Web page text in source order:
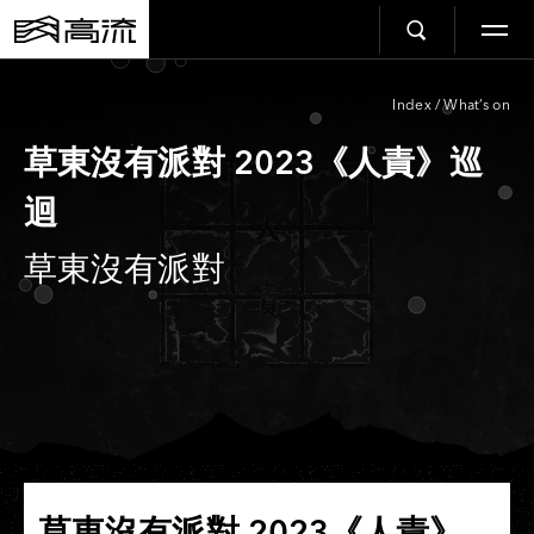
Index / What’s on
草東沒有派對 2023《人責》巡
迴
草東沒有派對